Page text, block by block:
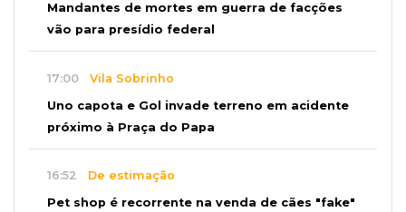
Mandantes de mortes em guerra de facções
vão para presídio federal
17:00 Vila Sobrinho
Uno capota e Gol invade terreno em acidente
próximo à Praça do Papa
16:52 De estimação
Pet shop é recorrente na venda de cães "fake"